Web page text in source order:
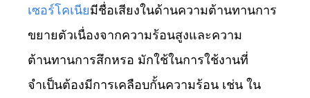
เซอร์โคเนียมีชื่อเสียงในด้านความต้านทานการ
ขยายตัวเนื่องจากความร้อนสูงและความ
ต้านทานการสึกหรอ มักใช้ในการใช้งานที่
จำเป็นต้องมีการเคลือบกั้นความร้อน เช่น ใน